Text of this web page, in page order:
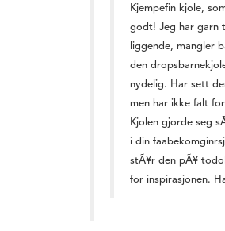
Kjempefin kjole,
godt! Jeg har garn
liggende, mangler
den
nydelig. Har sett
men har ikke falt
Kjolen gjorde seg
i din
stÃ¥r den pÃ¥
for inspirasjonen.